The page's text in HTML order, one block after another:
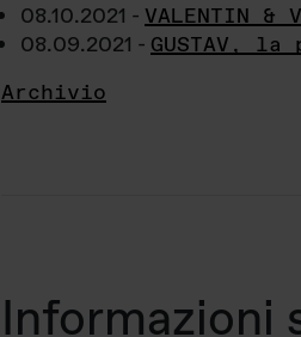
08.10.2021 - VALENTIN
08.09.2021 - GUSTAV,
Archivio
Informazioni